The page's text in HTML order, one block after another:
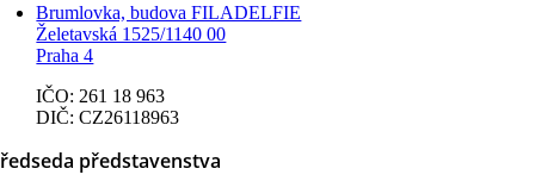
Brumlovka, budova FILADELFIE
Želetavská 1525/1140 00
Praha 4
IČO: 261 18 963
DIČ: CZ26118963
představenstva